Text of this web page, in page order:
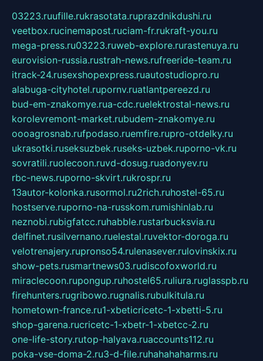
03223.ruufille.rukrasotata.ruprazdnikdushi.ru
veetbox.rucinemapost.ruciam-fr.rukraft-you.ru
mega-press.ru03223.ruweb-explore.rurastenuya.ru
eurovision-russia.rustrah-news.rufreeride-team.ru
itrack-24.rusexshopexpress.ruautostudiopro.ru
alabuga-cityhotel.rupornv.ruatlantpereezd.ru
bud-em-znakomye.rua-cdc.ruelektrostal-news.ru
korolevremont-market.rubudem-znakomye.ru
oooagrosnab.rufpodaso.ruemfire.rupro-otdelky.ru
ukrasotki.ruseksuzbek.ruseks-uzbek.ruporno-vk.ru
sovratili.ruolecoon.ruvd-dosug.ruadonyev.ru
rbc-news.ruporno-skvirt.rukrospr.ru
13autor-kolonka.rusormol.ru2rich.ruhostel-65.ru
hostserve.ruporno-na-russkom.rumishinlab.ru
neznobi.rubigfatcc.ruhabble.rustarbucksvia.ru
delfinet.rusilvernano.ruelestal.ruvektor-doroga.ru
velotrenajery.rupronso54.rulenasever.rulovinskix.ru
show-pets.rusmartnews03.rudiscofoxworld.ru
miraclecoon.rupongup.ruhostel65.ruliura.ruglasspb.ru
firehunters.rugribowo.rugnalis.rubulkitula.ru
hometown-france.ru1-xbeticricetc-1-xbetti-5.ru
shop-garena.rucricetc-1-xbetr-1-xbetcc-2.ru
one-life-story.rutop-halyava.ruaccounts112.ru
poka-vse-doma-2.ru3-d-file.ruhahahaharms.ru